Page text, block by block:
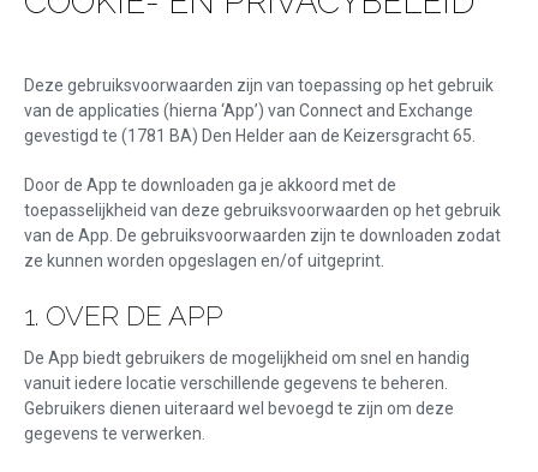
Deze gebruiksvoorwaarden zijn van toepassing op het gebruik
van de applicaties (hierna ‘App’) van Connect and Exchange
gevestigd te (1781 BA) Den Helder aan de Keizersgracht 65.
Door de App te downloaden ga je akkoord met de
toepasselijkheid van deze gebruiksvoorwaarden op het gebruik
van de App. De gebruiksvoorwaarden zijn te downloaden zodat
ze kunnen worden opgeslagen en/of uitgeprint.
1. OVER DE APP
De App biedt gebruikers de mogelijkheid om snel en handig
vanuit iedere locatie verschillende gegevens te beheren.
Gebruikers dienen uiteraard wel bevoegd te zijn om deze
gegevens te verwerken.